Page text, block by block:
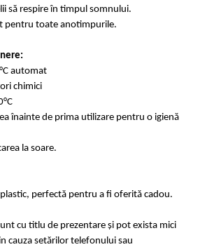
să respire în timpul somnului.
pentru toate anotimpurile.
automat
chimici
înainte de prima utilizare pentru o igienă
la soare.
perfectă pentru a fi oferită cadou.
cu titlu de prezentare și pot exista mici
cauza setărilor telefonului sau